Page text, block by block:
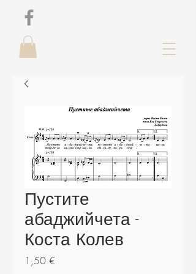
Пустите
абаджийчета -
Коста Колев
1,50 €